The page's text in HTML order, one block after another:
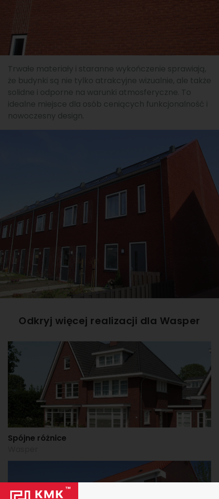
Trwałe materiały i staranne wykończenie sprawiają,
że budynki są nie tylko atrakcyjne wizualnie, ale także
solidne i odporne na warunki atmosferyczne. To
idealne miejsce dla osób ceniących funkcjonalność i
nowoczesny design.
Odkryj więcej realizacji dla Wasper
Spójne różnice